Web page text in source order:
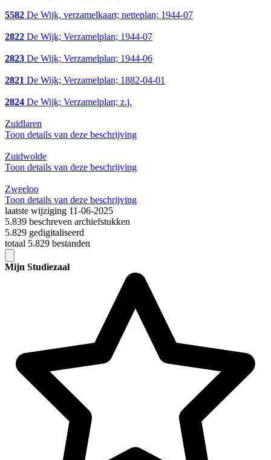
5582 De Wijk, verzamelkaart; netteplan; 1944-07
2822 De Wijk; Verzamelplan; 1944-07
2823 De Wijk; Verzamelplan; 1944-06
2821 De Wijk; Verzamelplan; 1882-04-01
2824 De Wijk; Verzamelplan; z.j.
Zuidlaren
Toon details van deze beschrijving
Zuidwolde
Toon details van deze beschrijving
Zweeloo
Toon details van deze beschrijving
laatste wijziging 11-06-2025
5.839 beschreven archiefstukken
5.829 gedigitaliseerd
totaal 5.829 bestanden
Mijn Studiezaal